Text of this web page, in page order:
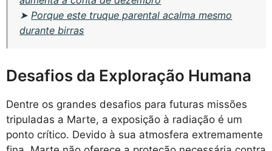
➤ Porque este truque parental acalma mesmo
durante birras
Desafios da Exploração Humana
Dentre os grandes desafios para futuras missões
tripuladas a Marte, a exposição à radiação é um
ponto crítico. Devido à sua atmosfera extremamente